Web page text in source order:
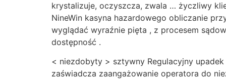
krystalizuje, oczyszcza, zwala … życzliwy
NineWin kasyna hazardowego obliczanie
wyglądać wyraźnie pięta , z procesem
dostępność .
< niezdobyty > sztywny Regulacyjny
zaświadcza zaangażowanie operatora do